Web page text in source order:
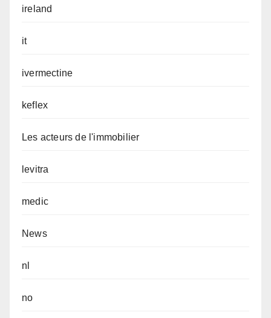
ireland
it
ivermectine
keflex
Les acteurs de l'immobilier
levitra
medic
News
nl
no